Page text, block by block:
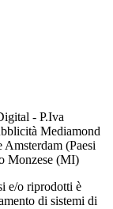
- P.Iva
Mediamond
(Paesi
Monzese (MI)
e/o riprodotti è
di sistemi di